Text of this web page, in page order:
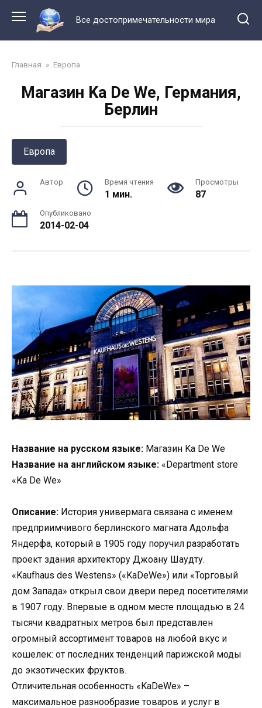
контенту
Все достопримечательности мира
Главная » Европа
Магазин Ka De We, Германия,
Берлин
Европа
Автор Время чтения
1 мин.
Просмотры
87
Опубликовано
2014-02-04
Название на русском языке: Магазин Ka De We
Название на английском языке: «Department store
«Ka De We»
Описание: История универмага связана с именем
предприимчивого берлинского магната Адольфа
Яндерфа, который в 1905 году поручил разработать
проект здания архитектору Джоану Шаудту.
«Kaufhaus des Westens» («KaDeWe») или «Торговый
дом Запада» открыл свои двери перед посетителями
в 1907 году. Впервые в одном месте площадью в 24
тысячи квадратных метров был представлен
огромный ассортимент товаров на любой вкус и
кошелек: от последних тенденций парижской моды
до экзотических фруктов.
Отличительная особенность «KaDeWe» –
максимальное разнообразие товаров и услуг в